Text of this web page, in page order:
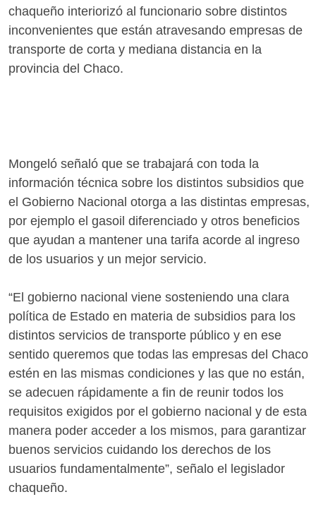
chaqueño interiorizó al funcionario sobre distintos
inconvenientes que están atravesando empresas de
transporte de corta y mediana distancia en la
provincia del Chaco.
Mongeló señaló que se trabajará con toda la
información técnica sobre los distintos subsidios que
el Gobierno Nacional otorga a las distintas empresas,
por ejemplo el gasoil diferenciado y otros beneficios
que ayudan a mantener una tarifa acorde al ingreso
de los usuarios y un mejor servicio.
“El gobierno nacional viene sosteniendo una clara
política de Estado en materia de subsidios para los
distintos servicios de transporte público y en ese
sentido queremos que todas las empresas del Chaco
estén en las mismas condiciones y las que no están,
se adecuen rápidamente a fin de reunir todos los
requisitos exigidos por el gobierno nacional y de esta
manera poder acceder a los mismos, para garantizar
buenos servicios cuidando los derechos de los
usuarios fundamentalmente”, señalo el legislador
chaqueño.